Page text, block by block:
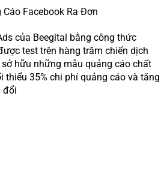
Facebook Ra Đơn
của Beegital bằng công thức
test trên hàng trăm chiến dịch
hữu những mẫu quảng cáo chất
thiểu 35% chi phí quảng cáo và tăng
đổi